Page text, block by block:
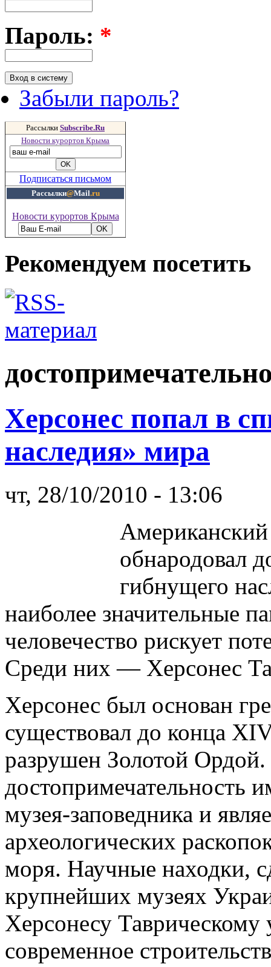
Пароль: *
Забыли пароль?
Рассылки Subscribe.Ru
Новости курортов Крыма
Подписаться письмом
Рассылки@Mail.ru
Новости курортов Крыма
Рекомендуем посетить
Херсонес попал в
наследия» мира
чт, 28/10/2010 - 13:06
обнародовал
гибнущего
наиболее значительные
человечество рискует
Среди них — Херсонес
Херсонес был основан
существовал до конца
разрушен Золотой Ордой.
достопримечательность
музея-заповедника и
археологических
моря. Научные находки,
крупнейших музеях
Херсонесу Таврическому
современное